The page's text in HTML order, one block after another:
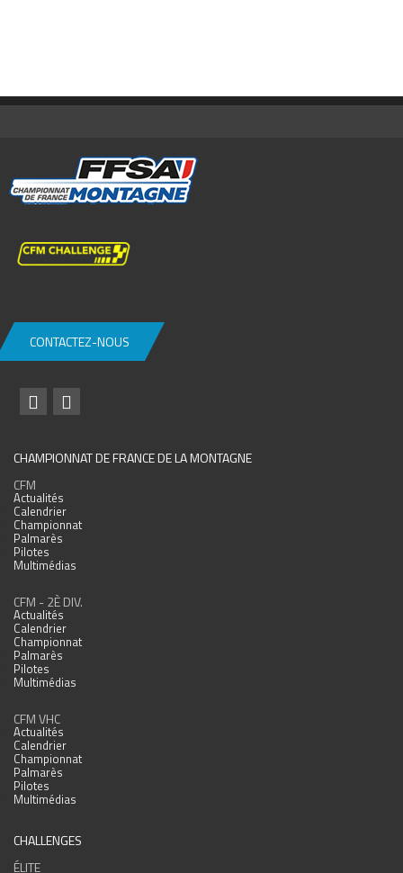
CONTACTEZ-NOUS
CHAMPIONNAT DE FRANCE DE LA MONTAGNE
CFM
Actualités
Calendrier
Championnat
Palmarès
Pilotes
Multimédias
CFM - 2È DIV.
Actualités
Calendrier
Championnat
Palmarès
Pilotes
Multimédias
CFM VHC
Actualités
Calendrier
Championnat
Palmarès
Pilotes
Multimédias
CHALLENGES
ÉLITE